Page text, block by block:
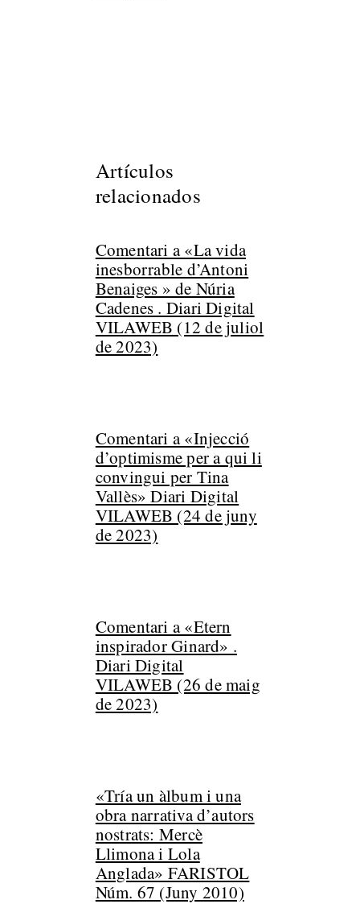
Artículos
relacionados
Comentari a «La vida
inesborrable d’Antoni
Benaiges » de Núria
Cadenes . Diari Digital
VILAWEB (12 de juliol
de 2023)
Comentari a «Injecció
d’optimisme per a qui li
convingui per Tina
Vallès» Diari Digital
VILAWEB (24 de juny
de 2023)
Comentari a «Etern
inspirador Ginard» .
Diari Digital
VILAWEB (26 de maig
de 2023)
«Tría un àlbum i una
obra narrativa d’autors
nostrats: Mercè
Llimona i Lola
Anglada» FARISTOL
Núm. 67 (Juny 2010)